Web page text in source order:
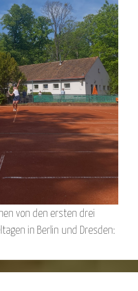
von den ersten drei
in Berlin und Dresden: